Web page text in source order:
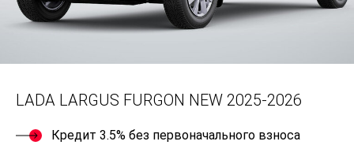
LADA LARGUS FURGON NEW 2025-2026
Кредит 3.5% без первоначального взноса